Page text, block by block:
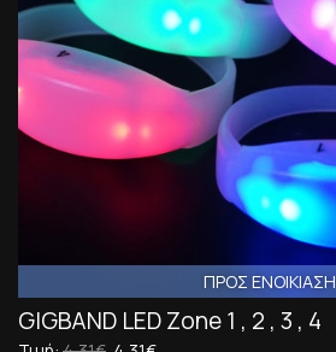
ΠΡΟΣ ΕΝΟΙΚΙΑΣΗ
GIGBAND LED Zone 1 , 2 , 3 , 4